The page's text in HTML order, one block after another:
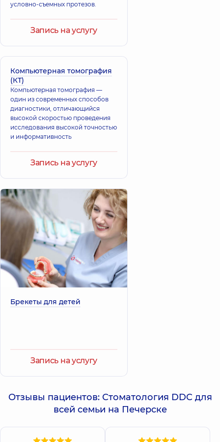
условно-съемных протезов.
Запись на услугу
Компьютерная томография
(КТ)
Компьютерная томография —
один из современных способов
диагностики, отличающийся
высокой скоростью проведения
исследования высокой точностью
и информативность
Запись на услугу
Брекеты для детей
Запись на услугу
Отзывы пациентов: Стоматология DDC для
всей семьи на Печерске